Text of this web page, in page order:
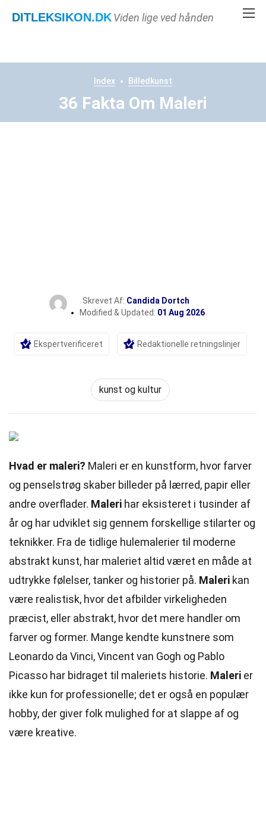
DITLEKSIKON.DKViden lige ved hånden
Index Billedkunst
36 Fakta Om Maleri
Skrevet Af: Candida Dortch
Modified & Updated: 01 Aug 2026
Ekspertverificeret Redaktionelle retningslinjer
kunst og kultur
Hvad er maleri? Maleri er en kunstform, hvor farver
og penselstrøg skaber billeder på lærred, papir eller
andre overflader. Maleri har eksisteret i tusinder af
år og har udviklet sig gennem forskellige stilarter og
teknikker. Fra de tidlige hulemalerier til moderne
abstrakt kunst, har maleriet altid været en måde at
udtrykke følelser, tanker og historier på. Maleri kan
være realistisk, hvor det afbilder virkeligheden
præcist, eller abstrakt, hvor det mere handler om
farver og former. Mange kendte kunstnere som
Leonardo da Vinci, Vincent van Gogh og Pablo
Picasso har bidraget til maleriets historie. Maleri er
ikke kun for professionelle; det er også en populær
hobby, der giver folk mulighed for at slappe af og
være kreative.